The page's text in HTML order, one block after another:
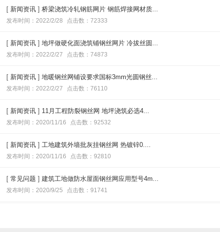
[ 新闻资讯 ] 桥梁浇筑冷轧钢筋网片 钢筋焊接网材质...
发布时间：2022/2/28 点击数：72333
[ 新闻资讯 ] 地坪做硬化面浇筑铺钢丝网片 冷拔丝圆...
发布时间：2022/2/27 点击数：74873
[ 新闻资讯 ] 地暖钢丝网铺设要求国标3mm光圆钢丝...
发布时间：2022/2/27 点击数：76110
[ 新闻资讯 ] 11月工程防裂钢丝网 地坪浇筑必选4...
发布时间：2020/11/16 点击数：92532
[ 新闻资讯 ] 工地建筑外墙批灰挂钢丝网 热镀锌0....
发布时间：2020/11/16 点击数：92810
[ 常见问题 ] 建筑工地做防水屋面钢丝网应用型号4m...
发布时间：2020/9/25 点击数：91741